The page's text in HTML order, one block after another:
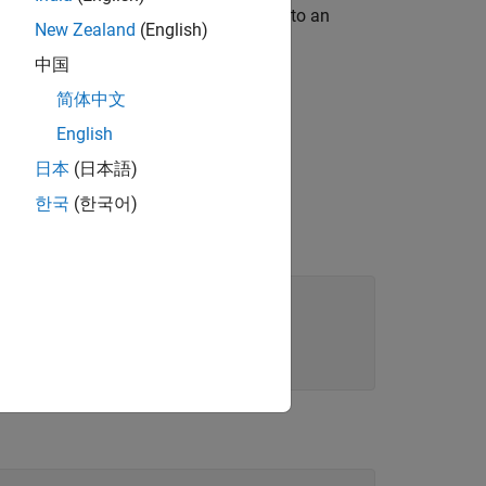
you can send sensitive data to an
and the length of the data.
this order:
New Zealand (English)
中国
简体中文
English
日本 (日本語)
한국 (한국어)